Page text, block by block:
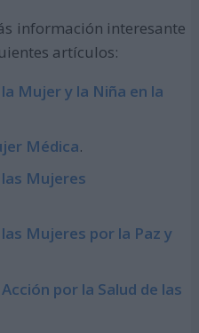
información interesante
artículos:
Mujer y la Niña en la
Médica.
Mujeres
Mujeres por la Paz y
por la Salud de las